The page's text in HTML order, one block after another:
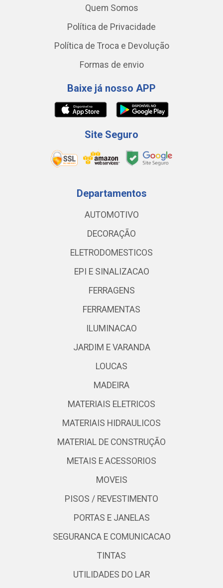
Quem Somos
Política de Privacidade
Política de Troca e Devolução
Formas de envio
Baixe já nosso APP
Site Seguro
Departamentos
AUTOMOTIVO
DECORAÇÃO
ELETRODOMESTICOS
EPI E SINALIZACAO
FERRAGENS
FERRAMENTAS
ILUMINACAO
JARDIM E VARANDA
LOUCAS
MADEIRA
MATERIAIS ELETRICOS
MATERIAIS HIDRAULICOS
MATERIAL DE CONSTRUÇÃO
METAIS E ACESSORIOS
MOVEIS
PISOS / REVESTIMENTO
PORTAS E JANELAS
SEGURANCA E COMUNICACAO
TINTAS
UTILIDADES DO LAR